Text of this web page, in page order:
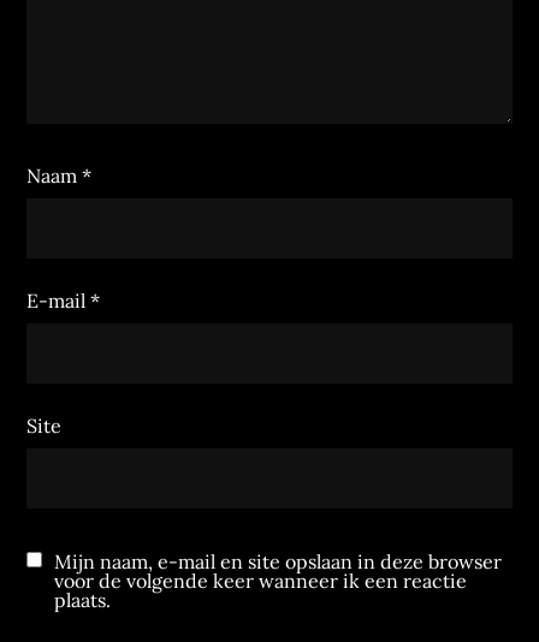
Naam*
E-mail*
Site
Mijn naam, e-mail en site opslaan in deze browser
voor de volgende keer wanneer ik een reactie
plaats.